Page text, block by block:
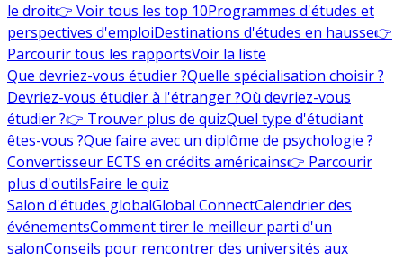
le droit👉 Voir tous les top 10Programmes d'études et
perspectives d'emploiDestinations d'études en hausse👉
Parcourir tous les rapportsVoir la liste
Que devriez-vous étudier ?Quelle spécialisation choisir ?
Devriez-vous étudier à l'étranger ?Où devriez-vous
étudier ?👉 Trouver plus de quizQuel type d'étudiant
êtes-vous ?Que faire avec un diplôme de psychologie ?
Convertisseur ECTS en crédits américains👉 Parcourir
plus d'outilsFaire le quiz
Salon d'études globalGlobal ConnectCalendrier des
événementsComment tirer le meilleur parti d'un
salonConseils pour rencontrer des universités aux